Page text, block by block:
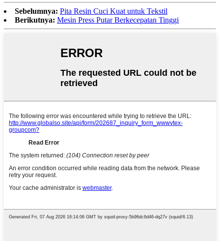
Sebelumnya: Pita Resin Cuci Kuat untuk Tekstil
Berikutnya: Mesin Press Putar Berkecepatan Tinggi